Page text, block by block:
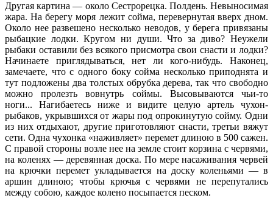
Другая картина — около Сестрорецка. Полдень. Невыносимая
жара. На берегу моря лежит сойма, перевернутая вверх дном.
Около нее развешено несколько неводов, у берега привязаны
рыбацкие лодки. Кругом ни души. Что за диво? Неужели
рыбаки оставили без всякого присмотра свои снасти и лодки?
Начинаете приглядываться, нет ли кого-нибудь. Наконец,
замечаете, что с одного боку сойма несколько приподнята и
тут подложены два толстых обрубка дерева, так что свободно
можно пролезть вовнутрь соймы. Высовываются чьи-то
ноги... Нагибаетесь ниже и видите целую артель чухон-
рыбаков, укрывшихся от жары под опрокинутую сойму. Одни
из них отдыхают, другие приготовляют снасти, третьи вяжут
сети. Одна чухонка «наживляет» перемет длиною в 500 сажен.
С правой стороны возле нее на земле стоит корзина с червями,
на коленях — деревянная доска. По мере насаживания червей
на крючки перемет укладывается на доску коленьями — в
аршин длиною; чтобы крючья с червями не перепутались
между собою, каждое колено посыпается песком.